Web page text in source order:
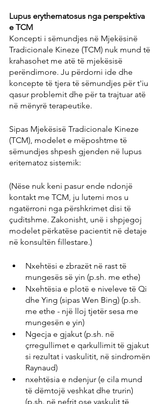
Lupus erythematosus nga perspektiva
e TCM
Koncepti i sëmundjes në Mjekësinë
Tradicionale Kineze (TCM) nuk mund të
krahasohet me atë të mjekësisë
perëndimore. Ju përdorni ide dhe
koncepte të tjera të sëmundjes për t'iu
qasur problemit dhe për ta trajtuar atë
në mënyrë terapeutike.
Sipas Mjekësisë Tradicionale Kineze
(TCM), modelet e mëposhtme të
sëmundjes shpesh gjenden në lupus
eritematoz sistemik:
(Nëse nuk keni pasur ende ndonjë
kontakt me TCM, ju lutemi mos u
ngatërroni nga përshkrimet disi të
çuditshme. Zakonisht, unë i shpjegoj
modelet përkatëse pacientit në detaje
në konsultën fillestare.)
Nxehtësi e zbrazët në rast të
mungesës së yin (p.sh. me ethe)
Nxehtësia e plotë e niveleve të Qi
dhe Ying (sipas Wen Bing) (p.sh.
me ethe - një lloj tjetër sesa me
mungesën e yin)
Ngecja e gjakut (p.sh. në
çrregullimet e qarkullimit të gjakut
si rezultat i vaskulitit, në sindromën
Raynaud)
nxehtësia e ndenjur (e cila mund
të dëmtojë veshkat dhe trurin)
(p.sh. në nefrit ose vaskulit të